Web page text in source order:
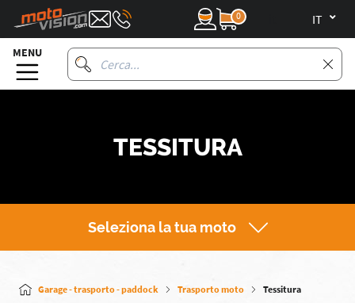
0
MENU
TESSITURA
Seleziona la tua moto
Garage - trasporto - paddock Trasporto moto Tessitura